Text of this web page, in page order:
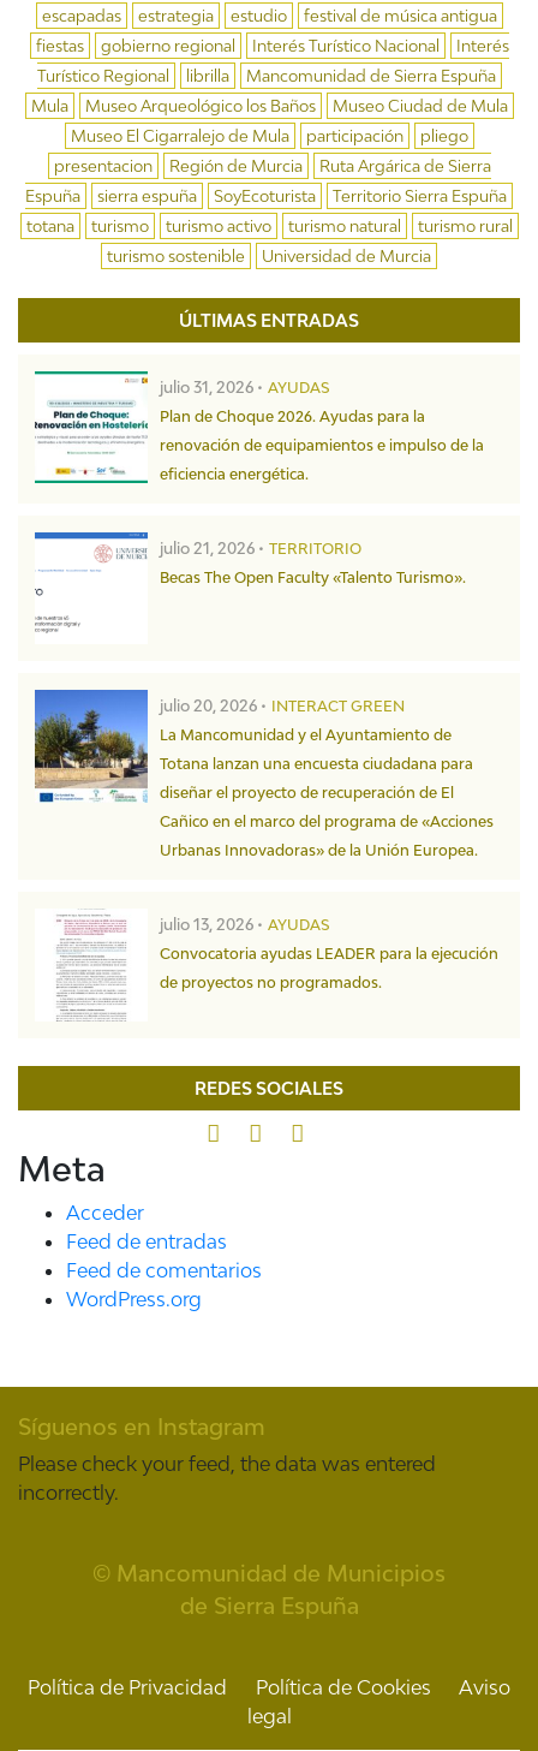
escapadas
estrategia estudio
festival de música antigua
fiestas
gobierno regional Interés Turístico Nacional
Interés
Turístico Regional
librilla
Mancomunidad de Sierra Espuña
Mula
Museo Arqueológico los Baños
Museo Ciudad de Mula
Museo El Cigarralejo de Mula
participación
pliego
presentacion
Región de Murcia
Ruta Argárica de Sierra
Espuña
sierra espuña SoyEcoturista
Territorio Sierra Espuña
totana
turismo turismo activo turismo natural
turismo rural
turismo sostenible
Universidad de Murcia
ÚLTIMAS ENTRADAS
julio 31, 2026 • AYUDAS
Plan de Choque 2026. Ayudas para la
renovación de equipamientos e impulso de la
eficiencia energética.
julio 21, 2026 • TERRITORIO
Becas The Open Faculty «Talento Turismo».
julio 20, 2026 • INTERACT GREEN
La Mancomunidad y el Ayuntamiento de
Totana lanzan una encuesta ciudadana para
diseñar el proyecto de recuperación de El
Cañico en el marco del programa de «Acciones
Urbanas Innovadoras» de la Unión Europea.
julio 13, 2026 • AYUDAS
Convocatoria ayudas LEADER para la ejecución
de proyectos no programados.
REDES SOCIALES
Meta
Acceder
Feed de entradas
Feed de comentarios
WordPress.org
Síguenos en Instagram
Please check your feed, the data was entered
incorrectly.
© Mancomunidad de Municipios
de Sierra Espuña
Política de Privacidad Política de Cookies
Aviso
legal